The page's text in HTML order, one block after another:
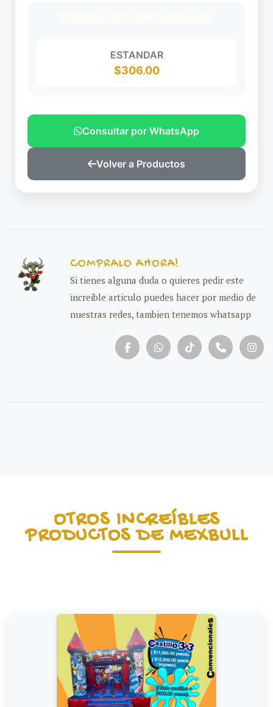
ESTANDAR
$306.00
Consultar por WhatsApp
Volver a Productos
COMPRALO AHORA!
Si tienes alguna duda o quieres pedir este
increible articulo puedes hacer por medio de
nuestras redes, tambien tenemos whatsapp
OTROS INCREÍBLES
PRODUCTOS DE MEXBULL